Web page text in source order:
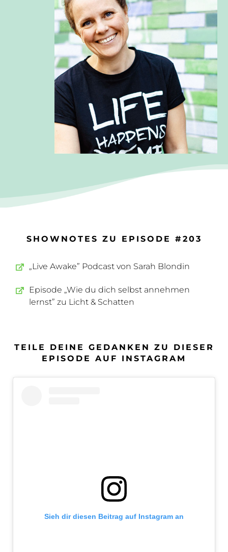
SHOWNOTES ZU EPISODE #203
„Live Awake” Podcast von Sarah Blondin
Episode „Wie du dich selbst annehmen
lernst” zu Licht & Schatten
TEILE DEINE GEDANKEN ZU DIESER
EPISODE AUF INSTAGRAM
Sieh dir diesen Beitrag auf Instagram an